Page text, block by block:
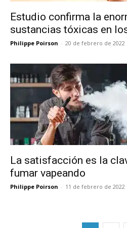
Estudio confirma la
sustancias tóxicas en
Philippe Poirson - 20 de febrero de 2022
La satisfacción es la
fumar vapeando
Philippe Poirson - 11 de febrero de 2022